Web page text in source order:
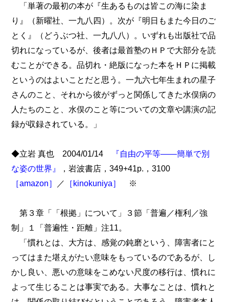
「単著の最初の本が『生あるものは皆この海に染ま
り』（新曜社、一九八四）。次が『明日もまた今日のご
とく』（どうぶつ社、一九八八）。いずれも出版社で品
切れになっているが、後者は最首塾のＨＰで大部分を読
むことができる。品切れ・絶版になった本をＨＰに掲載
というのはよいことだと思う。一九六七年生まれの星子
さんのこと、それから彼がずっと関係してきた水俣病の
人たちのこと、水俣のこと等についての文章や講演の記
録が収録されている。」
◆立岩 真也 2004/01/14
『自由の平等――簡単で別
な姿の世界』
，岩波書店，349+41p.，3100
［amazon］
／ ［kinokuniya］ ※
第３章「「根拠」について」３節「普遍／権利／強
制」１「普遍性・距離」注11。
「慣れとは、大方は、感覚の鈍磨という、障害者にと
ってはまた堪えがたい意味をもっているのであるが、し
かし良い、悪いの意味をこめない尺度の移行は、慣れに
よって生じることは事実である。大事なことは、慣れと